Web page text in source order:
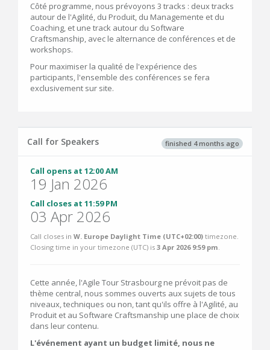
Côté programme, nous prévoyons 3 tracks : deux tracks
autour de l'Agilité, du Produit, du Managemente et du
Coaching, et une track autour du Software
Craftsmanship, avec le alternance de conférences et de
workshops.
Pour maximiser la qualité de l'expérience des
participants, l'ensemble des conférences se fera
exclusivement sur site.
finished 4 months ago
Call for Speakers
Call opens at 12:00 AM
19 Jan 2026
Call closes at 11:59 PM
03 Apr 2026
Call closes in W. Europe Daylight Time (UTC+02:00) timezone.
Closing time in your timezone (UTC) is 3 Apr 2026 9:59 pm.
Cette année, l'Agile Tour Strasbourg ne prévoit pas de
thème central, nous sommes ouverts aux sujets de tous
niveaux, techniques ou non, tant qu'ils offre à l'Agilité, au
Produit et au Software Craftsmanship une place de choix
dans leur contenu.
L'événement ayant un budget limité, nous ne